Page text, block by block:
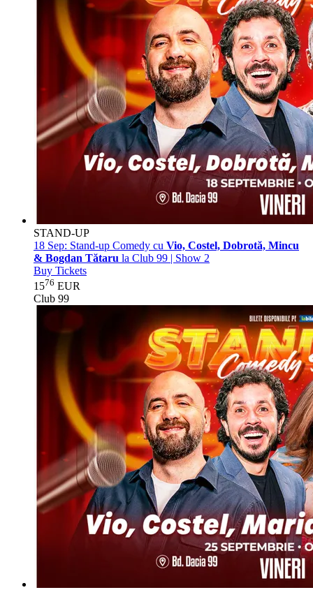
STAND-UP
18 Sep: Stand-up Comedy cu Vio, Costel, Dobrotă, Mincu
& Bogdan Tătaru la Club 99 | Show 2
Buy Tickets
1576 EUR
Club 99